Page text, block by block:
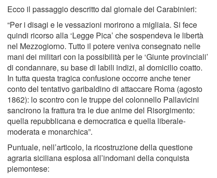
Ecco il passaggio descritto dal giornale dei Carabinieri:
“Per i disagi e le vessazioni morirono a migliaia. Si fece
quindi ricorso alla ‘Legge Pica’ che sospendeva le libertà
nel Mezzogiorno. Tutto il potere veniva consegnato nelle
mani dei militari con la possibilità per le ‘Giunte provinciali’
di condannare, su base di labili indizi, al domicilio coatto.
In tutta questa tragica confusione occorre anche tener
conto del tentativo garibaldino di attaccare Roma (agosto
1862): lo scontro con le truppe del colonnello Pallavicini
sancirono la frattura tra le due anime del Risorgimento:
quella repubblicana e democratica e quella liberale-
moderata e monarchica”.
Puntuale, nell’articolo, la ricostruzione della questione
agraria siciliana esplosa all’indomani della conquista
piemontese: